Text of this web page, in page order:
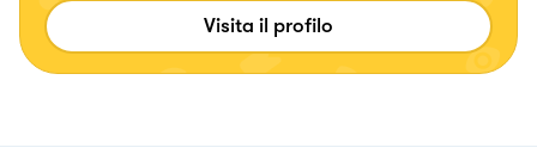
Visita il profilo